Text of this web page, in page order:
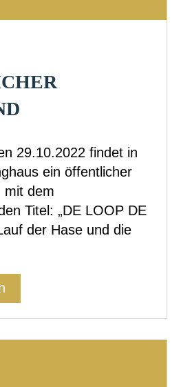
29.10.2022 findet in
ein öffentlicher
mit dem
Titel: „DE LOOP DE
der Hase und die